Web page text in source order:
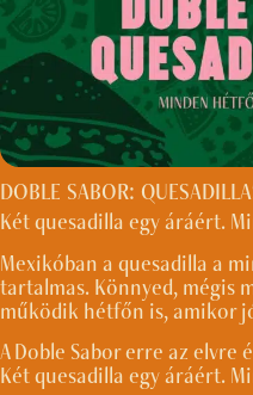
DOBLE SABOR:
Két quesadilla egy áráért.
Mexikóban a quesadilla a
tartalmas. Könnyed, mégis
működik hétfőn is, amikor
A Doble Sabor erre az elvre
Két quesadilla egy áráért.